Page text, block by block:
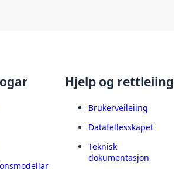
Hjelp og rettleiing
Brukerveileiing
Datafellesskapet
Teknisk
dokumentasjon